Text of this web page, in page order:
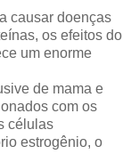
causar doenças
os efeitos do
um enorme
de mama e
com os
células
estrogênio, o